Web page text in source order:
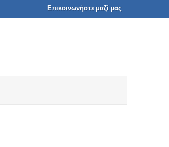
Επικοινωνήστε μαζί μας